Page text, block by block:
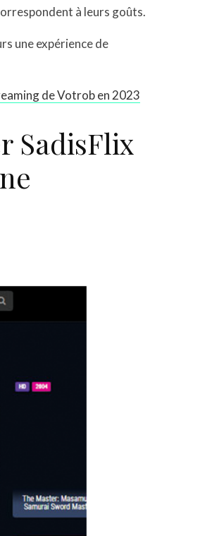
à leurs goûts.
une expérience de
de Votrob en 2023
SadisFlix